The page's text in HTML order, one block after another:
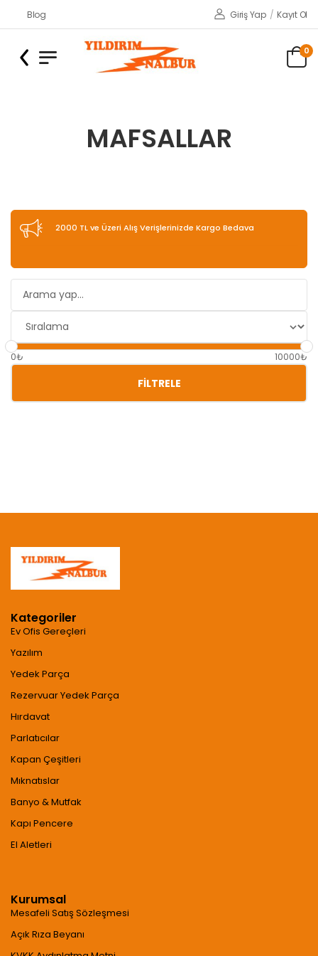
Blog Giriş Yap / Kayıt Ol
0
MAFSALLAR
2000 TL ve Üzeri Alış Verişlerinizde Kargo Bedava
0₺ 10000₺
FILTRELE
Kategoriler
Ev Ofis Gereçleri
Yazılım
Yedek Parça
Rezervuar Yedek Parça
Hırdavat
Parlatıcılar
Kapan Çeşitleri
Mıknatıslar
Banyo & Mutfak
Kapı Pencere
El Aletleri
Kurumsal
Mesafeli Satış Sözleşmesi
Açık Rıza Beyanı